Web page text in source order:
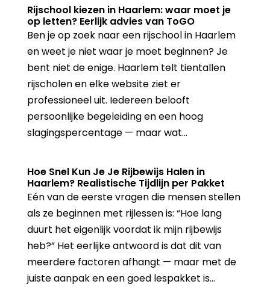
Rijschool kiezen in Haarlem: waar moet je
op letten? Eerlijk advies van ToGO
Ben je op zoek naar een rijschool in Haarlem
en weet je niet waar je moet beginnen? Je
bent niet de enige. Haarlem telt tientallen
rijscholen en elke website ziet er
professioneel uit. Iedereen belooft
persoonlijke begeleiding en een hoog
slagingspercentage — maar wat...
Hoe Snel Kun Je Je Rijbewijs Halen in
Haarlem? Realistische Tijdlijn per Pakket
Eén van de eerste vragen die mensen stellen
als ze beginnen met rijlessen is: “Hoe lang
duurt het eigenlijk voordat ik mijn rijbewijs
heb?” Het eerlijke antwoord is dat dit van
meerdere factoren afhangt — maar met de
juiste aanpak en een goed lespakket is...